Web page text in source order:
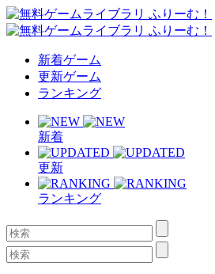
新着ゲーム
更新ゲーム
ランキング
新着
更新
ランキング